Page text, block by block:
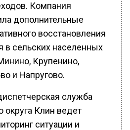
Компания
дополнительные
восстановления
в сельских населенных
Крупенино,
и Напругово.
служба
округа Клин ведет
ситуации и